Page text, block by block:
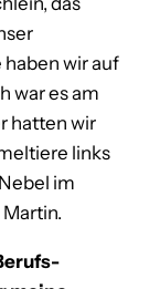
wir auf
war es am
hatten wir
links
im